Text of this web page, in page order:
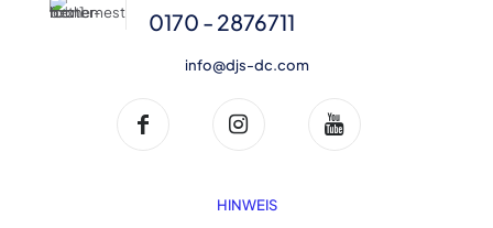
0170 - 2876711
info@djs-dc.com
HINWEIS